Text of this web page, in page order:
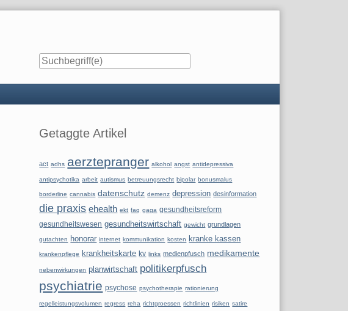
Seitenleiste
Getaggte Artikel
act adhs aerztepranger alkohol angst antidepressiva
antipsychotika arbeit autismus betreuungsrecht bipolar bonusmalus
borderline cannabis datenschutz demenz depression desinformation
die praxis ehealth ekt faq gaga gesundheitsreform
gesundheitswesen gesundheitswirtschaft gewicht grundlagen
gutachten honorar internet kommunikation kosten kranke kassen
krankenpflege krankheitskarte kv links medienpfusch medikamente
nebenwirkungen planwirtschaft politikerpfusch
psychiatrie psychose psychotherapie rationierung
regelleistungsvolumen regress reha richtgroessen richtlinien risiken satire